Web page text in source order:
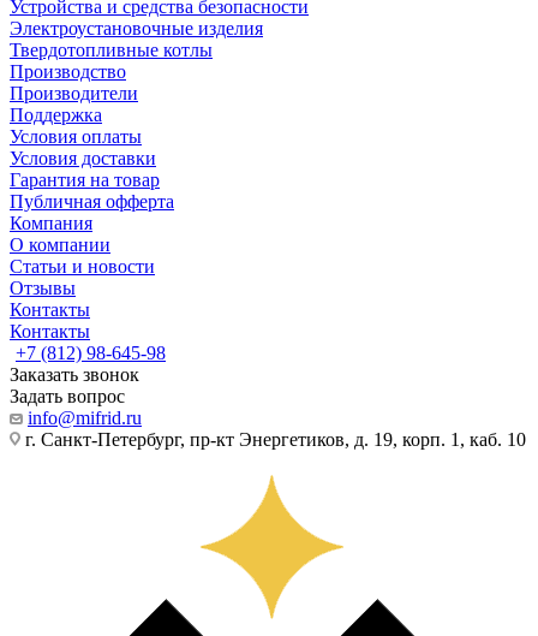
Устройства и средства безопасности
Электроустановочные изделия
Твердотопливные котлы
Производство
Производители
Поддержка
Условия оплаты
Условия доставки
Гарантия на товар
Публичная офферта
Компания
О компании
Статьи и новости
Отзывы
Контакты
Контакты
+7 (812) 98-645-98
Заказать звонок
Задать вопрос
info@mifrid.ru
г. Санкт-Петербург, пр-кт Энергетиков, д. 19, корп. 1, каб. 10